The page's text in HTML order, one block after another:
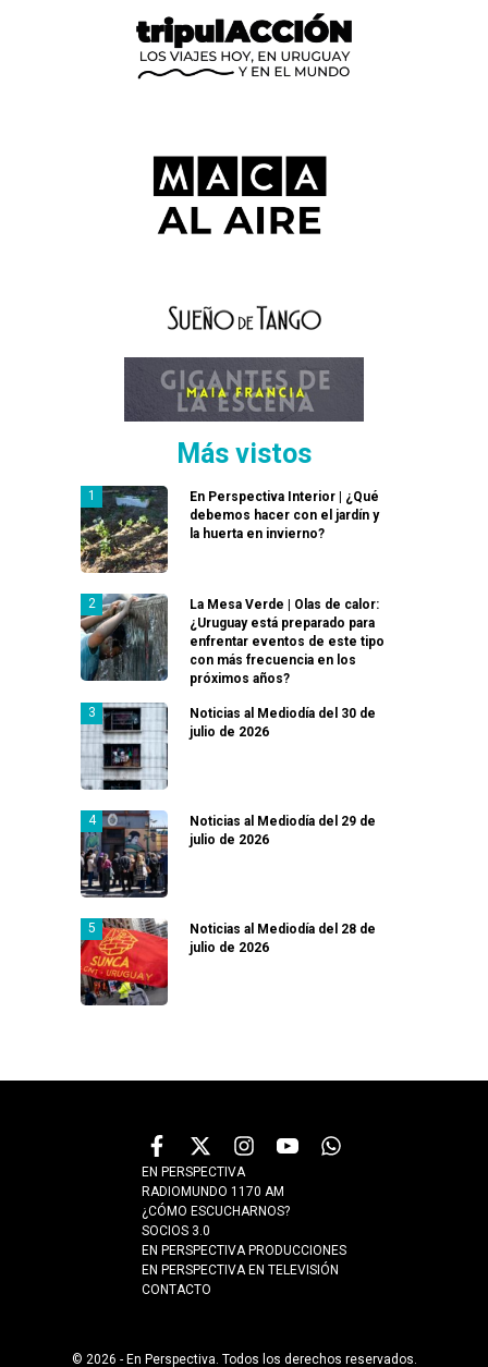
Más vistos
En Perspectiva Interior | ¿Qué
debemos hacer con el jardín y
la huerta en invierno?
La Mesa Verde | Olas de calor:
¿Uruguay está preparado para
enfrentar eventos de este tipo
con más frecuencia en los
próximos años?
Noticias al Mediodía del 30 de
julio de 2026
Noticias al Mediodía del 29 de
julio de 2026
Noticias al Mediodía del 28 de
julio de 2026
EN PERSPECTIVA
RADIOMUNDO 1170 AM
¿CÓMO ESCUCHARNOS?
SOCIOS 3.0
EN PERSPECTIVA PRODUCCIONES
EN PERSPECTIVA EN TELEVISIÓN
CONTACTO
© 2026 - En Perspectiva. Todos los derechos reservados.